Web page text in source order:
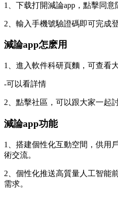
1、下载打開減論app，點擊同意
2、輸入手機號驗證碼即可完成
減論app怎麽用
1、進入軟件科研頁麵，可查看
-可以看詳情
2、點擊社區，可以跟大家一起
減論app功能
1、搭建個性化互動空間，供用
術交流。
2、個性化推送高質量人工智能
需求。